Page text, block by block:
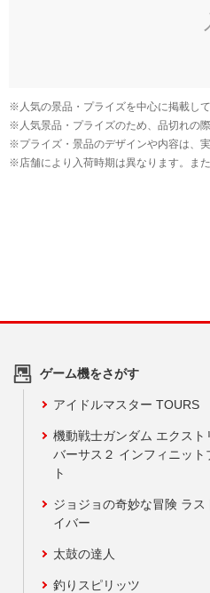
ゲーム機をさがす
アイドルマスター TOURS
機動戦士ガンダム エクスト
バーサス２ インフィニット
ト
ジョジョの奇妙な冒険 ラス
イバー
太鼓の達人
釣りスピリッツ